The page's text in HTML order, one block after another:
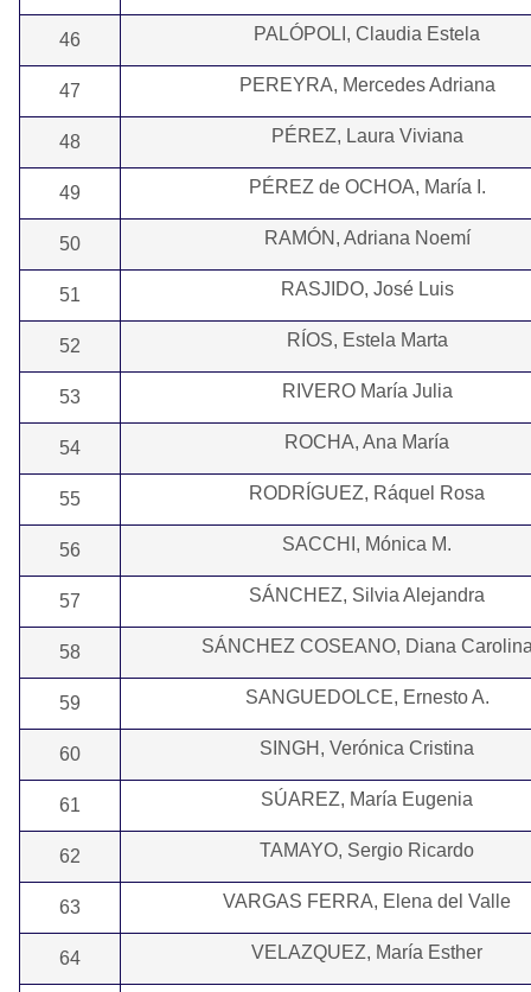
46 PALÓPOLI, Claudia Estela
47 PEREYRA, Mercedes Adriana
48 PÉREZ, Laura Viviana
49 PÉREZ de OCHOA, María I.
50 RAMÓN, Adriana Noemí
51 RASJIDO, José Luis
52 RÍOS, Estela Marta
53 RIVERO María Julia
54 ROCHA, Ana María
55 RODRÍGUEZ, Ráquel Rosa
56 SACCHI, Mónica M.
57 SÁNCHEZ, Silvia Alejandra
58 SÁNCHEZ COSEANO, Diana
59 SANGUEDOLCE, Ernesto A.
60 SINGH, Verónica Cristina
61 SÚAREZ, María Eugenia
62 TAMAYO, Sergio Ricardo
63 VARGAS FERRA, Elena del Valle
64 VELAZQUEZ, María Esther